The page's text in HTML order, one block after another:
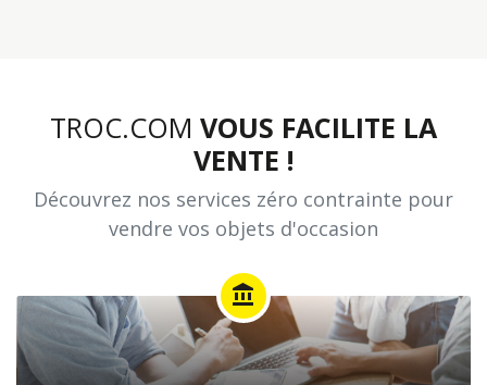
TROC.COM VOUS FACILITE LA
VENTE !
Découvrez nos services zéro contrainte pour
vendre vos objets d'occasion
account_balance